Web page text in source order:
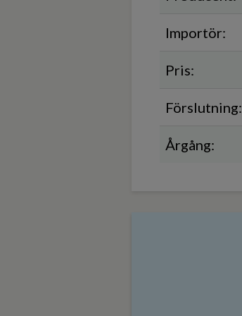
Importör:
Pris:
Förslutning:
Årgång: